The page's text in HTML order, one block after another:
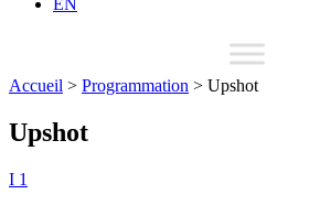
EN
Accueil > Programmation > Upshot
Upshot
I 1